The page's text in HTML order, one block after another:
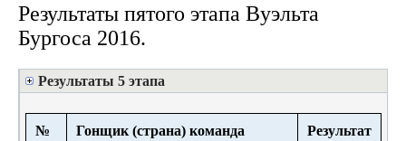
Результаты пятого этапа Вуэльта
Бургоса 2016.
Результаты 5 этапа
№ Гонщик (страна) команда Результат